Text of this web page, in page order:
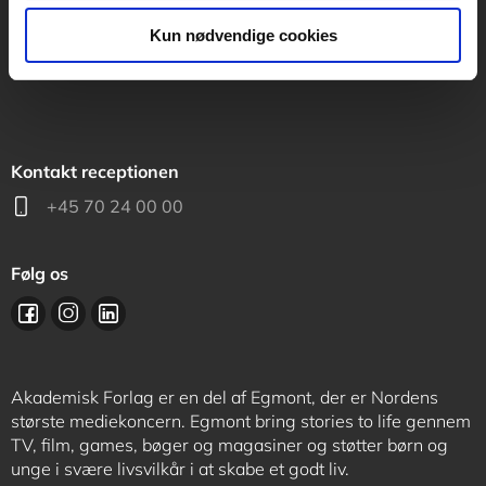
Kun nødvendige cookies
support@akademisk.dk
Kontakt receptionen
+45 70 24 00 00
Følg os
Akademisk Forlag er en del af Egmont, der er Nordens
største mediekoncern. Egmont bring stories to life gennem
TV, film, games, bøger og magasiner og støtter børn og
unge i svære livsvilkår i at skabe et godt liv.